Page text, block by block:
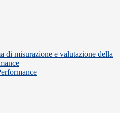
di misurazione e valutazione della